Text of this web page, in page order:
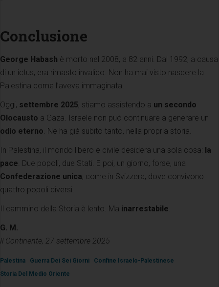
Conclusione
George Habash è morto nel 2008, a 82 anni. Dal 1992, a causa
di un ictus, era rimasto invalido. Non ha mai visto nascere la
Palestina come l’aveva immaginata.
Oggi, settembre 2025, stiamo assistendo a un secondo
Olocausto a Gaza. Israele non può continuare a generare un
odio eterno . Ne ha già subito tanto, nella propria storia.
In Palestina, il mondo libero e civile desidera una sola cosa: la
pace . Due popoli, due Stati. E poi, un giorno, forse, una
Confederazione unica, come in Svizzera, dove convivono
quattro popoli diversi.
Il cammino della Storia è lento. Ma inarrestabile
G. M.
Il Continente, 27 settembre 2025
Palestina Guerra Dei Sei Giorni
Confine Israelo-Palestinese
Storia Del Medio Oriente